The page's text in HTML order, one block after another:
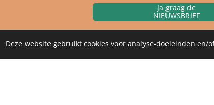
Deze website gebruikt cookies voor analyse-doeleinden
Ja graag de
NIEUWSBRIEF